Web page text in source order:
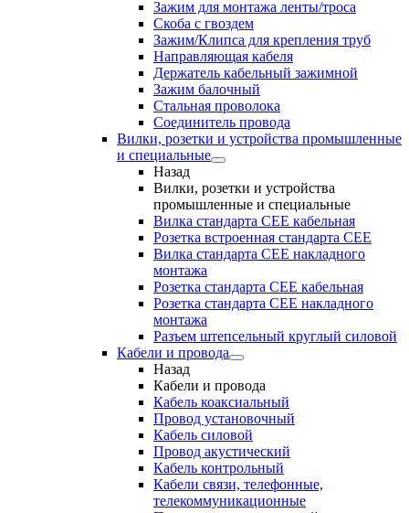
Зажим для монтажа ленты/троса
Скоба с гвоздем
Зажим/Клипса для крепления труб
Направляющая кабеля
Держатель кабельный зажимной
Зажим балочный
Стальная проволока
Соединитель провода
Вилки, розетки и устройства промышленные
и специальные
Назад
Вилки, розетки и устройства
промышленные и специальные
Вилка стандарта CEE кабельная
Розетка встроенная стандарта CEE
Вилка стандарта CEE накладного
монтажа
Розетка стандарта СЕЕ кабельная
Розетка стандарта СЕЕ накладного
монтажа
Разъем штепсельный круглый силовой
Кабели и провода
Назад
Кабели и провода
Кабель коаксиальный
Провод установочный
Кабель силовой
Провод акустический
Кабель контрольный
Кабели связи, телефонные,
телекоммуникационные